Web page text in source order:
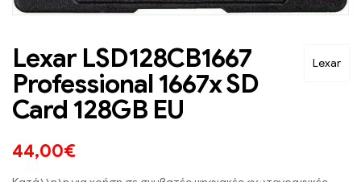
Lexar
Lexar LSD128CB1667
Professional 1667x SD
Card 128GB EU
44,00€